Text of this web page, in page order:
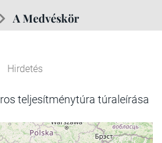
A Medvéskör
Hirdetés
teljesítménytúra túraleírása